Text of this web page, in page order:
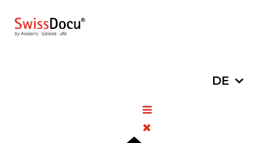
DE
Heilmittelgesetzes: